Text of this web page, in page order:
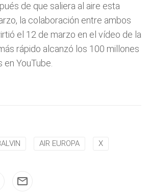
de que saliera al aire esta
la colaboración entre ambos
el 12 de marzo en el vídeo de la
rápido alcanzó los 100 millones
YouTube.
AIR EUROPA X